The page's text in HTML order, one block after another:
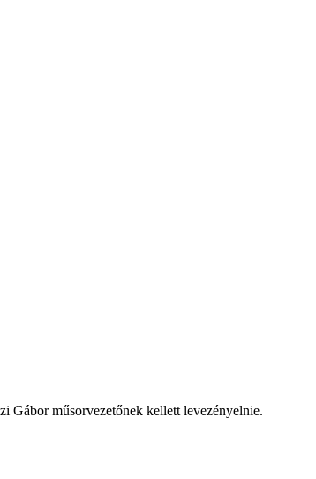
Gábor műsorvezetőnek kellett levezényelnie.